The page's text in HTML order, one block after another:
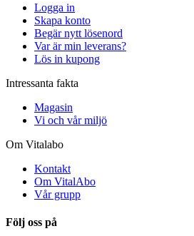
Logga in
Skapa konto
Begär nytt lösenord
Var är min leverans?
Lös in kupong
Intressanta fakta
Magasin
Vi och vår miljö
Om Vitalabo
Kontakt
Om VitalAbo
Vår grupp
Följ oss på